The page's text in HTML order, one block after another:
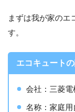
まずは我が家のエ
す。
エコキュート
会社：三菱電
名称：家庭